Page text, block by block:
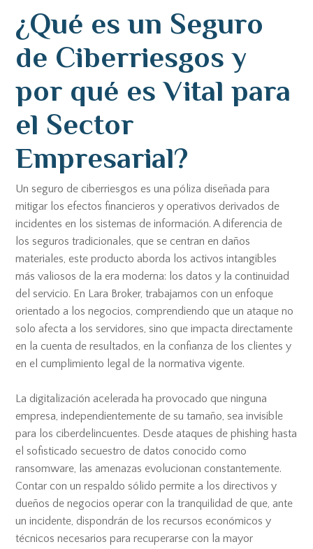
¿Qué es un Seguro
de Ciberriesgos y
por qué es Vital para
el Sector
Empresarial?
Un seguro de ciberriesgos es una póliza diseñada para
mitigar los efectos financieros y operativos derivados de
incidentes en los sistemas de información. A diferencia de
los seguros tradicionales, que se centran en daños
materiales, este producto aborda los activos intangibles
más valiosos de la era moderna: los datos y la continuidad
del servicio. En Lara Broker, trabajamos con un enfoque
orientado a los negocios, comprendiendo que un ataque no
solo afecta a los servidores, sino que impacta directamente
en la cuenta de resultados, en la confianza de los clientes y
en el cumplimiento legal de la normativa vigente.
La digitalización acelerada ha provocado que ninguna
empresa, independientemente de su tamaño, sea invisible
para los ciberdelincuentes. Desde ataques de phishing hasta
el sofisticado secuestro de datos conocido como
ransomware, las amenazas evolucionan constantemente.
Contar con un respaldo sólido permite a los directivos y
dueños de negocios operar con la tranquilidad de que, ante
un incidente, dispondrán de los recursos económicos y
técnicos necesarios para recuperarse con la mayor